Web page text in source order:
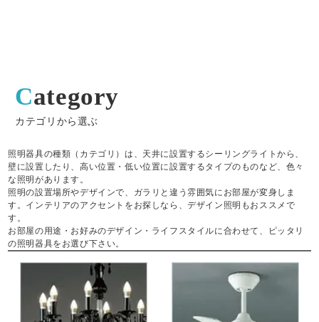
Category
カテゴリから選ぶ
照明器具の種類（カテゴリ）は、天井に設置するシーリングライトから、
壁に設置したり、高い位置・低い位置に設置するタイプのものなど、色々
な照明があります。
照明の設置場所やデザインで、ガラリと違う雰囲気にお部屋が変身しま
す。インテリアのアクセントをお探しなら、デザイン照明もおススメで
す。
お部屋の用途・お好みのデザイン・ライフスタイルに合わせて、ピッタリ
の照明器具をお選び下さい。